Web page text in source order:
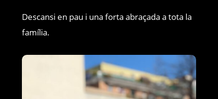
Descansi en pau i una forta abraçada a tota la
família.